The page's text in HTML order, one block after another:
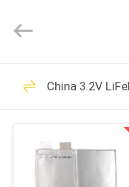
HAUS
PRODUKTE
VIDEOS
Energy
Technology
All
Reserved.
China 3.2V